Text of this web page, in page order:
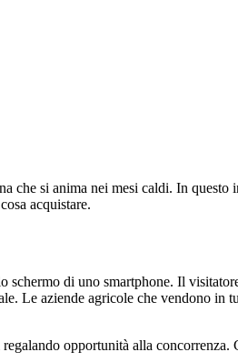
che si anima nei mesi caldi. In
acquistare.
di uno smartphone. Il
Le aziende agricole che vendono in
opportunità alla concorrenza.